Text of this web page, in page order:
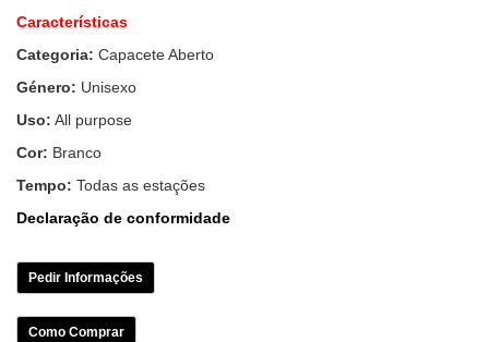
Características
Categoria: Capacete Aberto
Género: Unisexo
Uso: All purpose
Cor: Branco
Tempo: Todas as estações
Declaração de conformidade
Pedir Informações
Como Comprar